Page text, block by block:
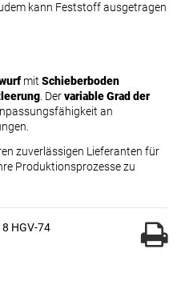
kann Feststoff ausgetragen
mit Schieberboden
. Dervariable Grad der
an
zuverlässigen Lieferanten für
Produktionsprozesse zu
HGV-74